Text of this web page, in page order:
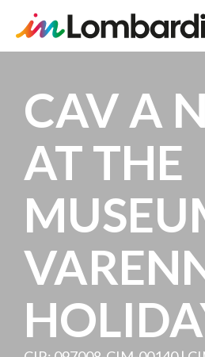
main
content
CAV A
AT THE